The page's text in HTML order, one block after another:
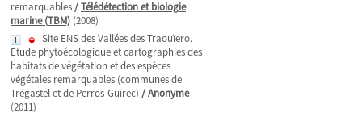
remarquables/Télédétection et biologie
marine (TBM) (2008)
Site ENS des Vallées des Traouïero.
Etude phytoécologique et cartographies des
habitats de végétation et des espèces
végétales remarquables (communes de
Trégastel et de Perros-Guirec) /Anonyme
(2011)